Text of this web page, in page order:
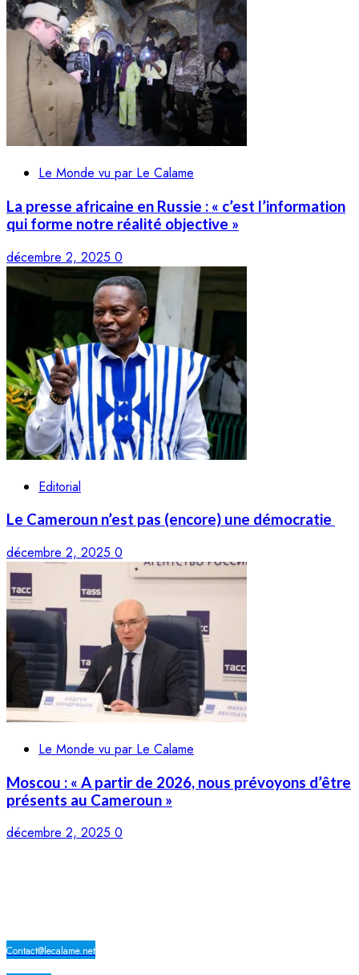
Le Monde vu par Le Calame
La presse africaine en Russie : « c’est l’information
qui forme notre réalité objective »
décembre 2, 2025 0
Editorial
Le Cameroun n’est pas (encore) une démocratie
décembre 2, 2025 0
Le Monde vu par Le Calame
Moscou : « A partir de 2026, nous prévoyons d’être
présents au Cameroun »
décembre 2, 2025 0
Contact@lecalame.net